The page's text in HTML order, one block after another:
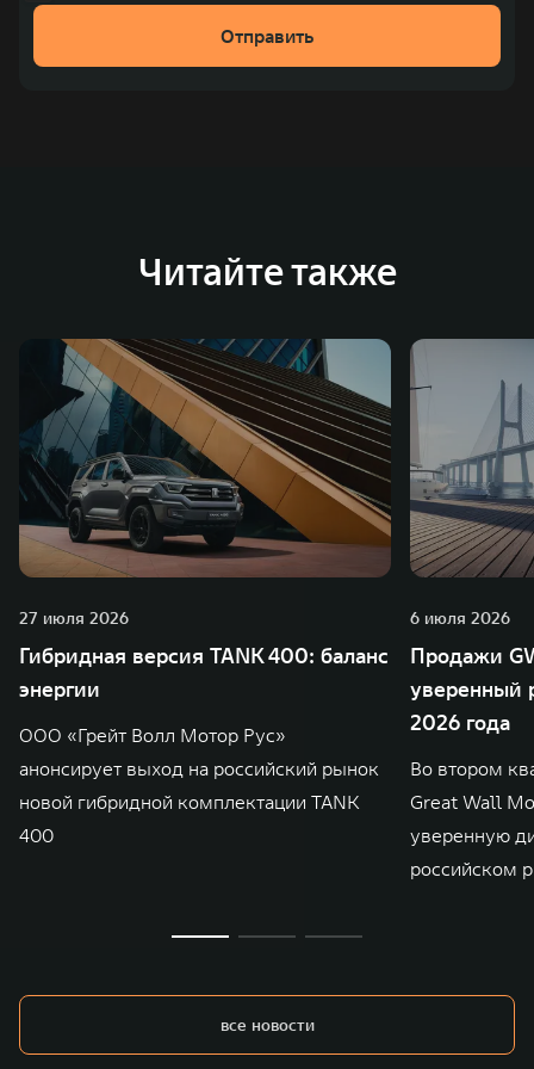
Отправить
Читайте также
27 июля 2026
Гибридная версия TANK 400: баланс
энергии
ООО «Грейт Волл Мотор Рус»
анонсирует выход на российский рынок
новой гибридной комплектации TANK
400
6 июля 2026
Продажи
уверенный
2026 года
Во втором
Great Wall
уверенную
российском
все новости